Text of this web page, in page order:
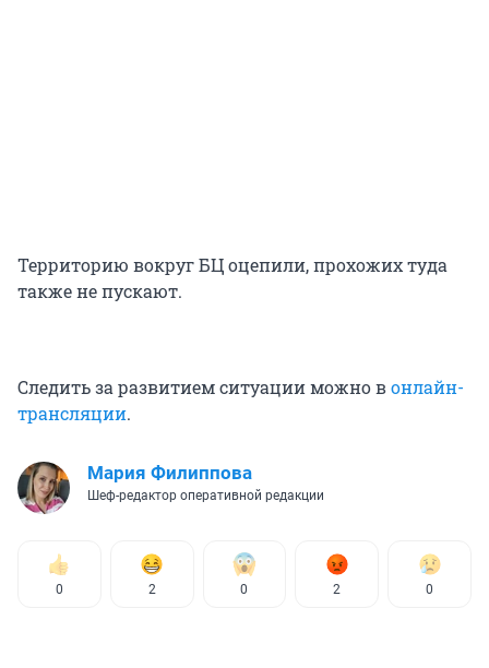
Территорию вокруг БЦ оцепили, прохожих туда
также не пускают.
Следить за развитием ситуации можно вонлайн-
трансляции.
Мария Филиппова
Шеф-редактор оперативной редакции
0 2 0 2 0